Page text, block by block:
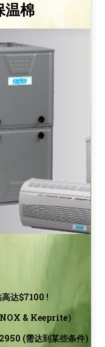
温棉
达$7100 !
& Keeprite）
(需达到某些条件)